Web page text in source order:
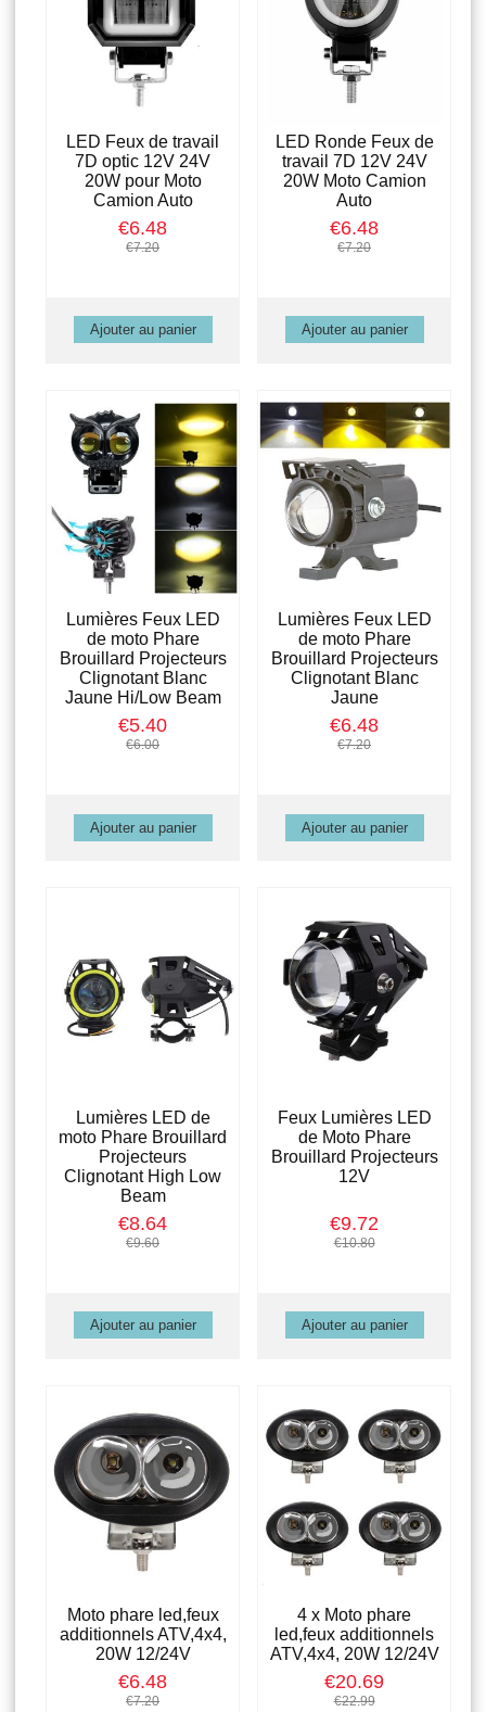
LED Feux de travail
7D optic 12V 24V
20W pour Moto
Camion Auto
€6.48
€7.20
LED Ronde Feux de
travail 7D 12V 24V
20W Moto Camion
Auto
€6.48
€7.20
Lumières Feux LED
de moto Phare
Brouillard Projecteurs
Clignotant Blanc
Jaune Hi/Low Beam
€5.40
€6.00
Lumières Feux LED
de moto Phare
Brouillard Projecteurs
Clignotant Blanc
Jaune
€6.48
€7.20
Lumières LED de
moto Phare Brouillard
Projecteurs
Clignotant High Low
Beam
€8.64
€9.60
Feux Lumières LED
de Moto Phare
Brouillard Projecteurs
12V
€9.72
€10.80
Moto phare led,feux
additionnels ATV,4x4,
20W 12/24V
€6.48
€7.20
4 x Moto phare
led,feux additionnels
ATV,4x4, 20W 12/24V
€20.69
€22.99